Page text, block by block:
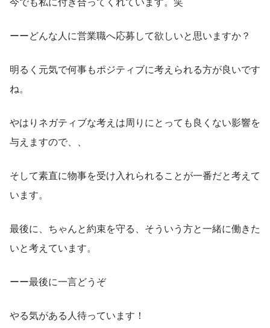
ーーどんな人に営業職へ応募して欲しいと思いますか？
明るく元気で何事もポジティブに考えられる方が良いです
ね。
やはりネガティブな考えは周りにとっても良くない影響を
与えますので、、
そして素直に物事を受け入れられることが一番だと考えて
います。
最後に、ちゃんと約束を守る、そういう方と一緒に働きた
いと考えています。
ーー最後に一言どうぞ
やる気がある人待っています！